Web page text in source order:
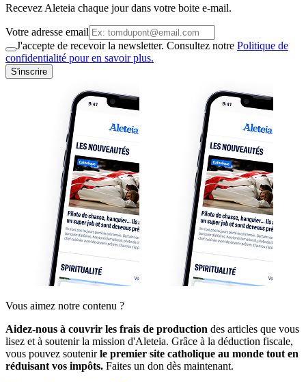
Recevez Aleteia chaque jour dans votre boite e-mail.
Votre adresse email
J'accepte de recevoir la newsletter. Consultez notre Politique de
confidentialité pour en savoir plus.
S'inscrire
Vous aimez notre contenu ?
Aidez-nous à couvrir les frais de production des articles que vous
lisez et à soutenir la mission d'Aleteia. Grâce à la déduction fiscale,
vous pouvez soutenirle premier site catholique au monde tout en
réduisant vos impôts. Faites un don dès maintenant.